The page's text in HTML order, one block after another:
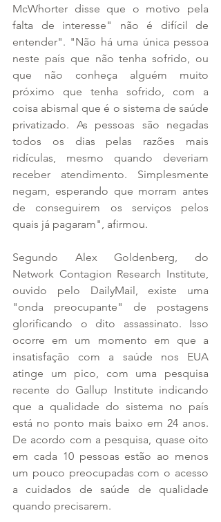
McWhorter disse que o motivo pela
falta de interesse" não é difícil de
entender". "Não há uma única pessoa
neste país que não tenha sofrido, ou
que não conheça alguém muito
próximo que tenha sofrido, com a
coisa abismal que é o sistema de saúde
privatizado. As pessoas são negadas
todos os dias pelas razões mais
ridículas, mesmo quando deveriam
receber atendimento. Simplesmente
negam, esperando que morram antes
de conseguirem os serviços pelos
quais já pagaram", afirmou.
Segundo Alex Goldenberg, do
Network Contagion Research Institute,
ouvido pelo DailyMail, existe uma
"onda preocupante" de postagens
glorificando o dito assassinato. Isso
ocorre em um momento em que a
insatisfação com a saúde nos EUA
atinge um pico, com uma pesquisa
recente do Gallup Institute indicando
que a qualidade do sistema no país
está no ponto mais baixo em 24 anos.
De acordo com a pesquisa, quase oito
em cada 10 pessoas estão ao menos
um pouco preocupadas com o acesso
a cuidados de saúde de qualidade
quando precisarem.